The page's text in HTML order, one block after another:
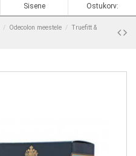
Sisene Ostukorv:
Odecolon meestele
Truefitt &